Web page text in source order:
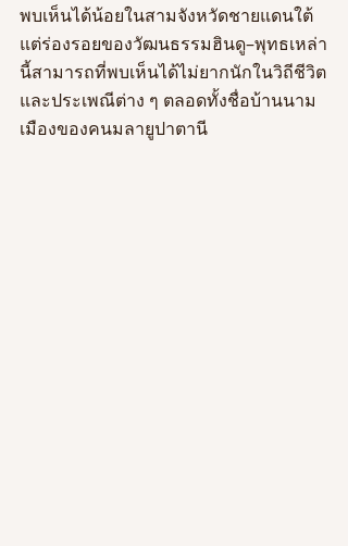
พบเห็นได้น้อยในสามจังหวัดชายแดนใต้
แต่ร่องรอยของวัฒนธรรมฮินดู–พุทธเหล่า
นี้สามารถที่พบเห็นได้ไม่ยากนักในวิถีชีวิต
และประเพณีต่าง ๆ ตลอดทั้งชื่อบ้านนาม
เมืองของคนมลายูปาตานี